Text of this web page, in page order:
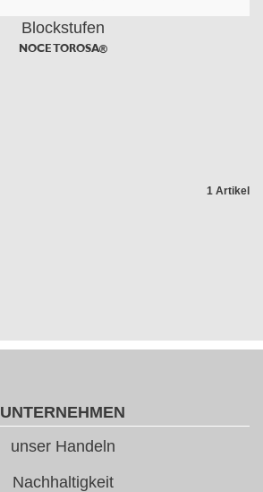
Blockstufen
NOCE TOROSA®
1 Artikel
UNTERNEHMEN
unser Handeln
Nachhaltigkeit